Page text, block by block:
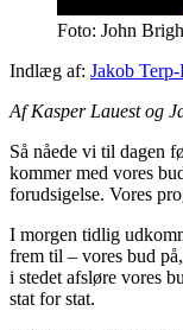
Foto: John
Indlæg af: Jakob Terp-
Af Kasper Lauest og
Så nåede vi til dagen
kommer med vores
forudsigelse. Vores
I morgen tidlig
frem til – vores bud
i stedet afsløre vores
stat for stat.